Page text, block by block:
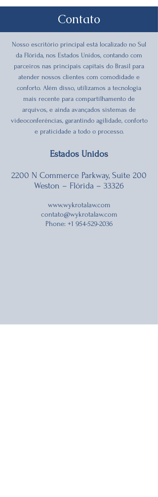
Contato
Nosso escritório principal está localizado no Sul
da Flórida, nos Estados Unidos, contando com
parceiros nas principais capitais do Brasil para
atender nossos clientes com comodidade e
conforto. Além disso, utilizamos a tecnologia
mais recente para compartilhamento de
arquivos, e ainda avançados sistemas de
videoconferências, garantindo agilidade, conforto
e praticidade a todo o processo.
Estados Unidos
2200 N Commerce Parkway, Suite 200
Weston – Flórida – 33326
www.wykrotalaw.com
contato@wykrotalaw.com
Phone: +1 954-529-2036